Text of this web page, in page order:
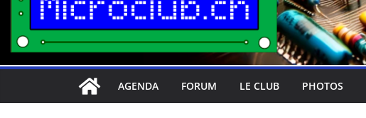
AGENDA FORUM LE CLUB PHOTOS